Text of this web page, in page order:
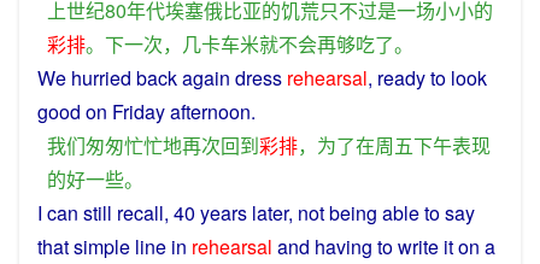
上世纪80年代埃塞俄比亚的饥荒只不过是一场小小的
彩排。 下一次， 几卡车米就不会再够吃了。
We hurried backagain dress rehearsal, readyto look
good on Fridayafternoon.
我们匆匆忙忙地再次回到彩排， 为了在周五下午表现
的好一些。
I can still recall, 40 years later, notbeing ableto say
thatsimple line in rehearsal and having towrite iton a